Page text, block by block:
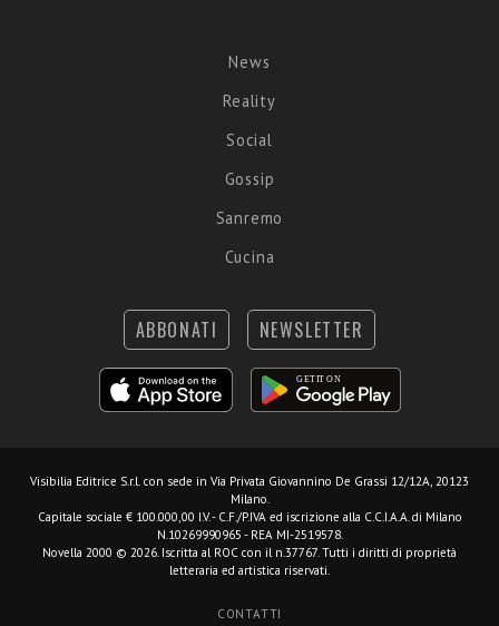
News
Reality
Social
Gossip
Sanremo
Cucina
ABBONATI NEWSLETTER
Visibilia Editrice S.r.l. con sede in Via Privata Giovannino De Grassi 12/12A, 20123
Milano.
Capitale sociale € 100.000,00 I.V. - C.F./P.IVA ed iscrizione alla C.C.I.A.A. di Milano
N.10269990965 - REA MI-2519578.
Novella 2000 © 2026. Iscritta al ROC con il n.37767. Tutti i diritti di proprietà
letteraria ed artistica riservati.
CONTATTI